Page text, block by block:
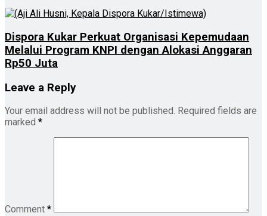
Dispora Kukar Perkuat Organisasi Kepemudaan
Melalui Program KNPI dengan Alokasi Anggaran
Rp50 Juta
Leave a Reply
Your email address will not be published. Required fields are
marked *
Comment *